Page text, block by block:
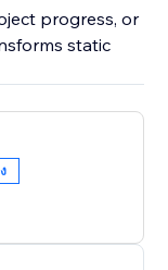
progress, or
static